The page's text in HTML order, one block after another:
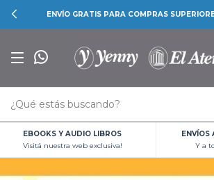
ENVÍO GRATIS PARA COMPRAS
EBOOKS Y AUDIO LIBROS
Visitá nuestra web exclusiva!
ENVÍOS
Y a